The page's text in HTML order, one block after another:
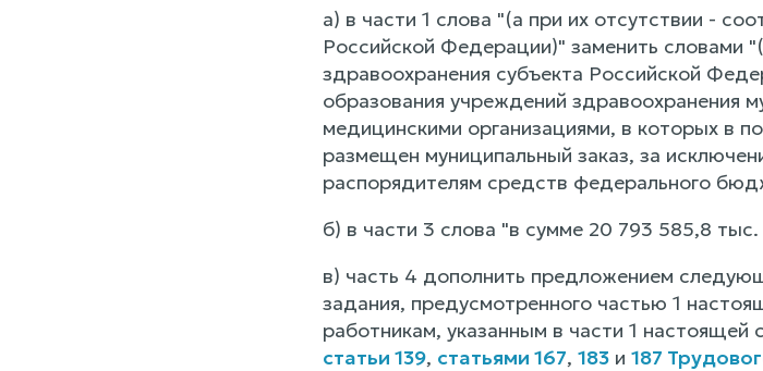
а) в части 1 слова "(а при их отсутствии -
Российской Федерации)" заменить словами
здравоохранения субъекта Российской
образования учреждений здравоохранения
медицинскими организациями, в которых в
размещен муниципальный заказ, за
распорядителям средств федерального
б) в части 3 слова "в сумме 20 793 585,8
в) часть 4 дополнить предложением
задания, предусмотренного частью 1
работникам, указанным в части 1 настоящей
статьи 139, статьями 167, 183и 187